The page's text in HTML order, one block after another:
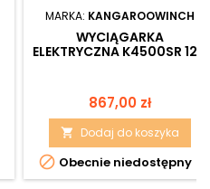
MARKA: KANGAROOWINCH
WYCIĄGARKA
ELEKTRYCZNA K4500SR 12V
BEZPRZEWODOWYM
Cena
867,00 zł
 Dodaj do koszyka
 Obecnie niedostępny